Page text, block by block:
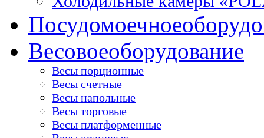
Посудомоечное
Весовоеоборудование
Весы порционные
Весы счетные
Весы напольные
Весы торговые
Весы платформенные